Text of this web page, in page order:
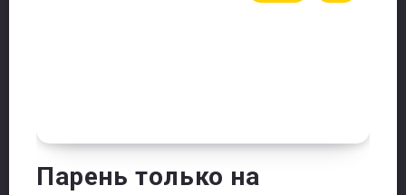
Парень только на